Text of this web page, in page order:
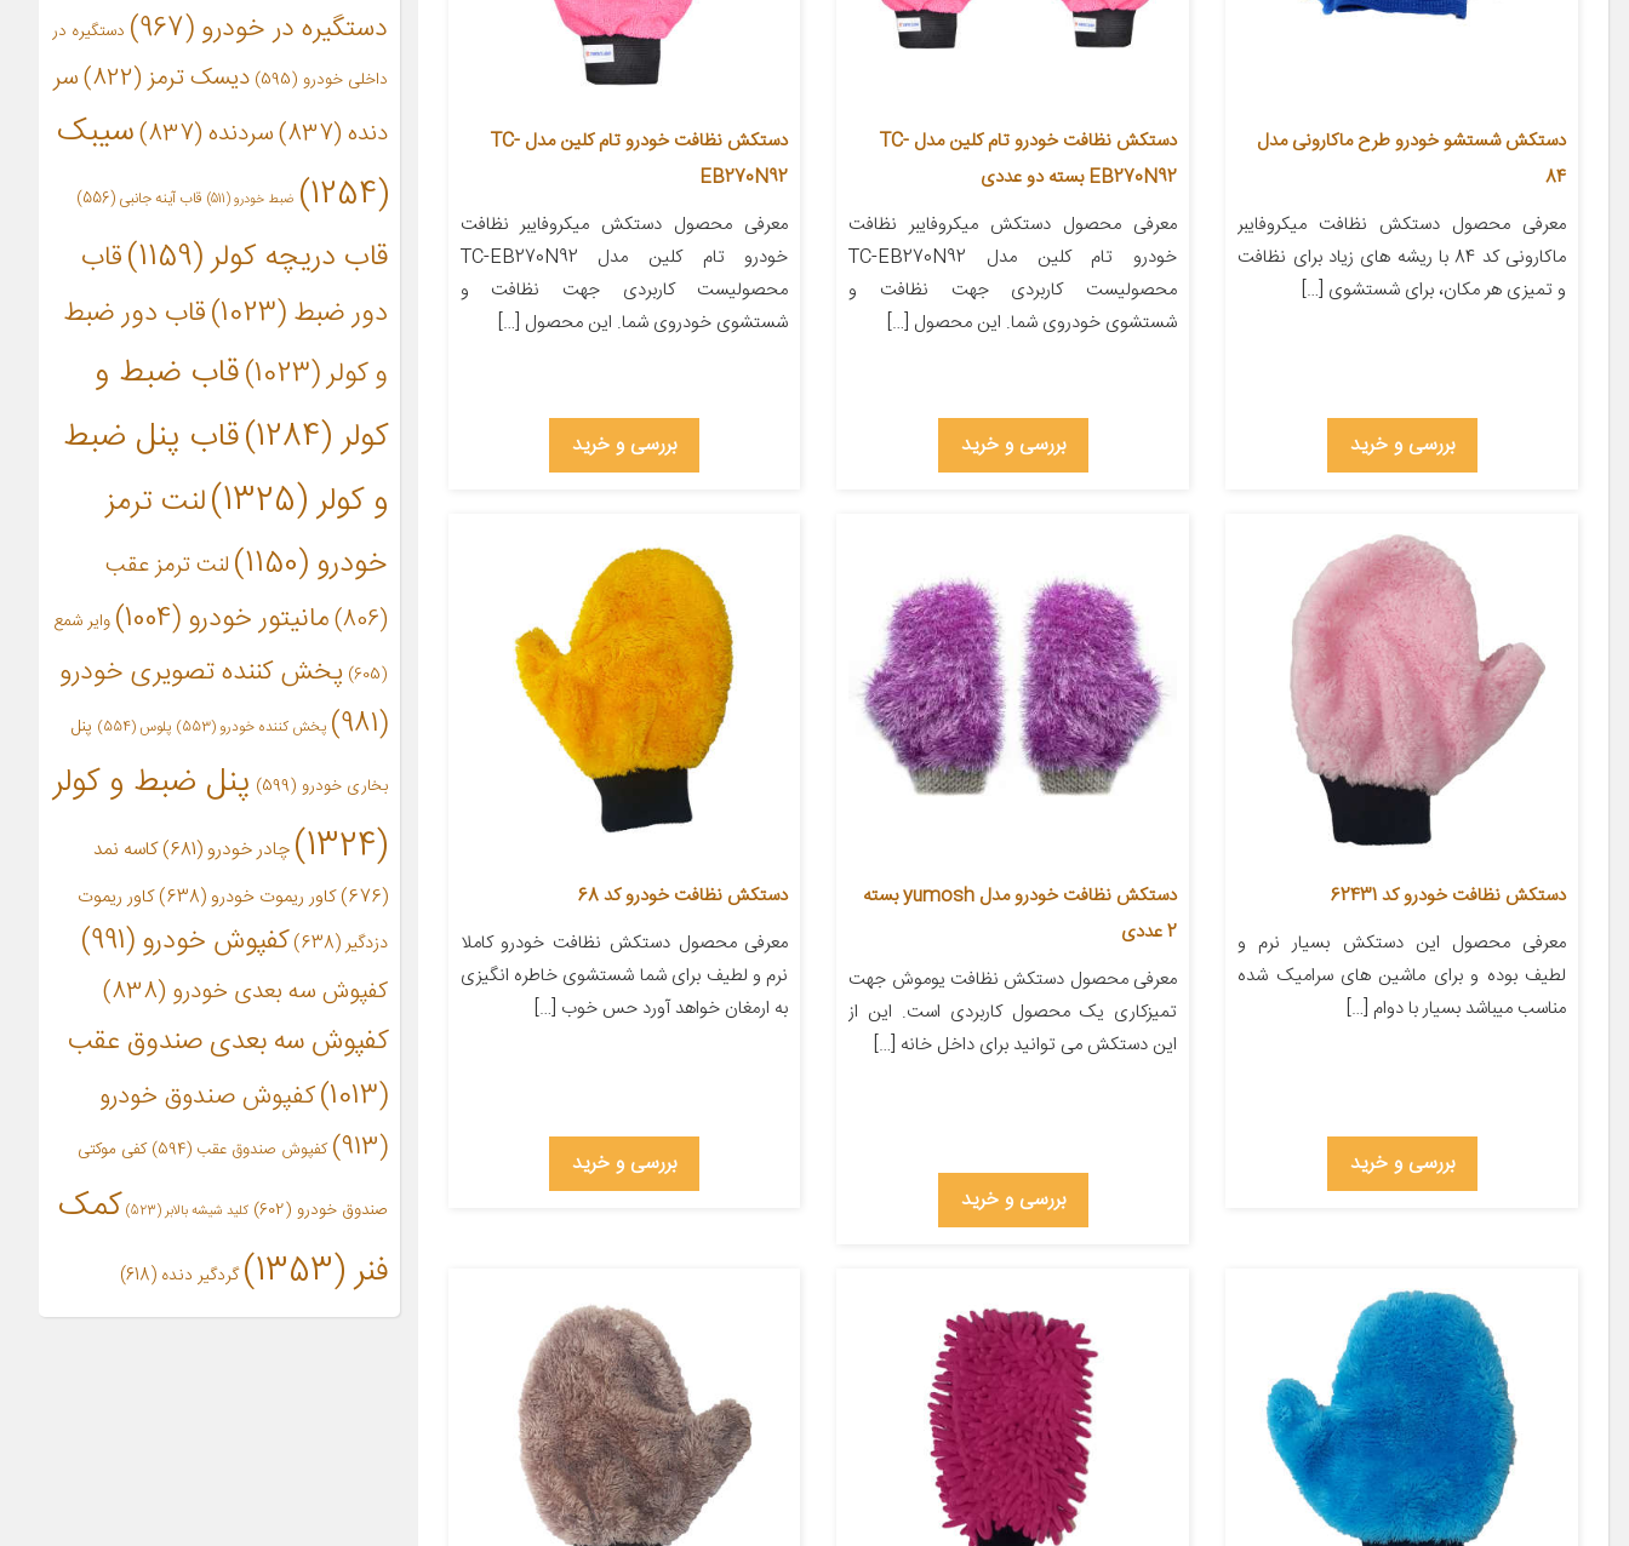
دستکش شستشو خودرو طرح ماکارونی مدل
84
معرفی محصول دستکش نظافت میکروفایبر
ماکارونی کد 84 با ریشه های زیاد برای نظافت
و تمیزی هر مکان، برای شستشوی […]
بررسی و خرید
دستکش نظافت خودرو تام کلین مدل TC-
EB270N92 بسته دو عددی
معرفی محصول دستکش میکروفایبر نظافت
خودرو تام کلین مدل TC-EB270N92
محصولیست کاربردی جهت نظافت و
شستشوی خودروی شما. این محصول […]
بررسی و خرید
دستکش نظافت خودرو تام کلین مدل TC-
EB270N92
معرفی محصول دستکش میکروفایبر نظافت
خودرو تام کلین مدل TC-EB270N92
محصولیست کاربردی جهت نظافت و
شستشوی خودروی شما. این محصول […]
بررسی و خرید
دستکش نظافت خودرو کد 62431
معرفی محصول این دستکش بسیار نرم و
لطیف بوده و برای ماشین های سرامیک شده
مناسب میباشد بسیار با دوام […]
بررسی و خرید
دستکش نظافت خودرو مدل yumosh بسته
2 عددی
معرفی محصول دستکش نظافت یوموش جهت
تمیزکاری یک محصول کاربردی است. این از
این دستکش می توانید برای داخل خانه […]
بررسی و خرید
دستکش نظافت خودرو کد 68
معرفی محصول دستکش نظافت خودرو کاملا
نرم و لطیف برای شما شستشوی خاطره انگیزی
به ارمغان خواهد آورد حس خوب […]
بررسی و خرید
دستگیره در خودرو(967)
دستگیره در
داخلی خودرو (595) دیسک ترمز(822)
سر
دنده(837) سردنده(837)
سیبک
(1254)
ضبط خودرو(511) قاب آینه جانبی (556)
قاب دریچه کولر(1159)
قاب
دور ضبط(1023)
قاب دور ضبط
و کولر(1023)
قاب ضبط و
کولر(1284)
قاب پنل ضبط
و کولر(1325)
لنت ترمز
خودرو(1150)
لنت ترمز عقب
(806)
مانیتور خودرو(1004)
وایر شمع
(605)
پخش کننده تصویری خودرو
(981)
پخش کننده خودرو(553) پلوس(554) پنل
بخاری خودرو (599)
پنل ضبط و کولر
(1324)
چادر خودرو (681)
کاسه نمد
(676)
کاور ریموت خودرو(638)
کاور ریموت
دزدگیر(638) کفپوش خودرو(991)
کفپوش سه بعدی خودرو (838)
کفپوش سه بعدی صندوق عقب
(1013)
کفپوش صندوق خودرو
(913)
کفپوش صندوق عقب (594) کفی موکتی
صندوق خودرو (602) کلید شیشه بالابر(523)
کمک
فنر(1353) گردگیر دنده (618)